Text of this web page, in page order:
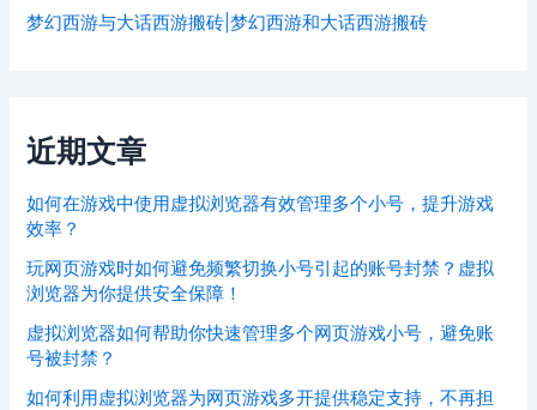
梦幻西游与大话西游搬砖|梦幻西游和大话西游搬砖
近期文章
如何在游戏中使用虚拟浏览器有效管理多个小号，提升游戏
效率？
玩网页游戏时如何避免频繁切换小号引起的账号封禁？虚拟
浏览器为你提供安全保障！
虚拟浏览器如何帮助你快速管理多个网页游戏小号，避免账
号被封禁？
如何利用虚拟浏览器为网页游戏多开提供稳定支持，不再担